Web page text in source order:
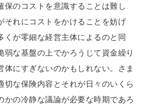
保のコストを意識することは難し
それにコストをかけることを妨げ
くが零細な経営主体によるのと同
弱な基盤の上でかろうじて資金繰り
体にすぎないのかもしれない。さま
切な保険内容とそれが日々のいくら
かの冷静な議論が必要な時期であろ